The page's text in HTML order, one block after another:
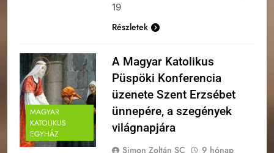
19
Részletek
MAGYAR
KATOLIKUS
EGYHÁZ
A Magyar Katolikus
Püspöki Konferencia
üzenete Szent Erzsébet
ünnepére, a szegények
világnapjára
Simon Zoltán SC
9 hónap